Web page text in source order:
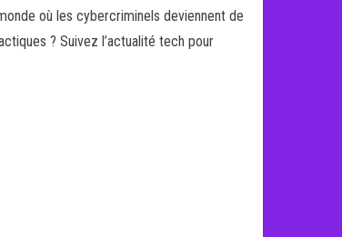
où les cybercriminels deviennent de
? Suivez l’actualité tech pour